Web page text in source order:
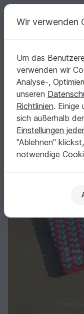
Deine kreativen
Deutsch |
Startseite Häkeln
Himbeer-blaue iPad
Himbeer-blaue
(PDF)
Wir verwenden
Um das
verwenden wir
Analyse-,
unseren
Richtlinien. Einige
sich außerhalb
Einstellungen
"Ablehnen"
notwendige